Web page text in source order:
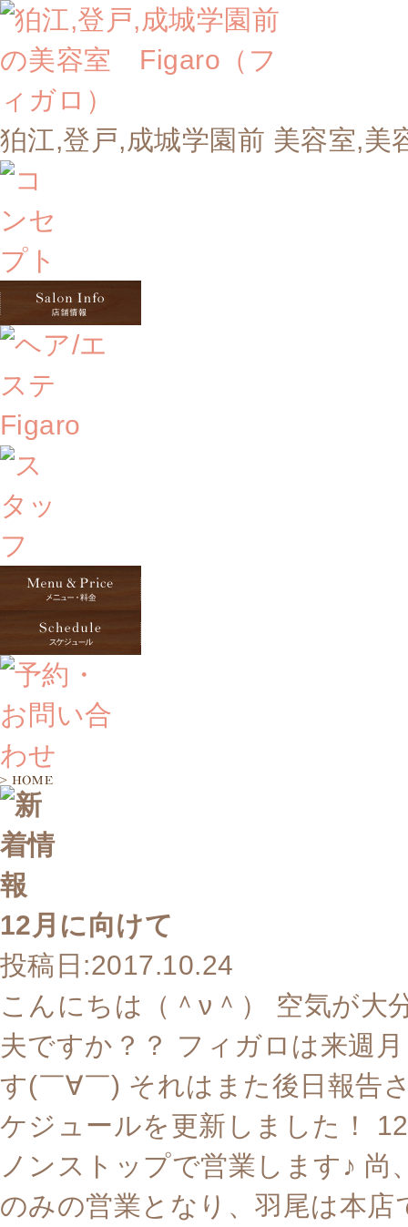
狛江,登戸,成城学園前 美容室,美
12月に向けて
投稿日:2017.10.24
こんにちは（＾ν＾） 空気が大
夫ですか？？ フィガロは来週
す(￣∀￣) それはまた後日報告
ケジュールを更新しました！
ノンストップで営業します♪
のみの営業となり、羽尾は本